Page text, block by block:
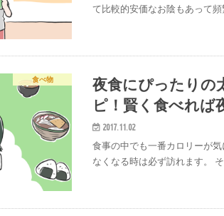
て比較的安価なお陰もあって
食べ物
夜食にぴったりの
ピ！賢く食べれば
2017.11.02
食事の中でも一番カロリーが
なくなる時は必ず訪れます。